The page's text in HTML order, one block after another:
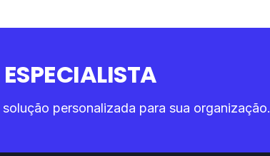
personalizada para sua organização.